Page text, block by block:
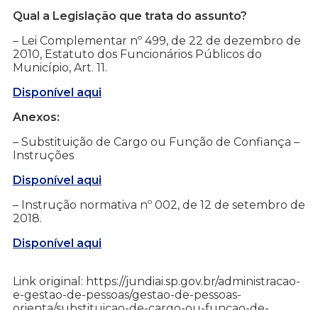
Qual a Legislação que trata do assunto?
– Lei Complementar nº 499, de 22 de dezembro de
2010, Estatuto dos Funcionários Públicos do
Município, Art. 11.
Disponível aqui
Anexos:
– Substituição de Cargo ou Função de Confiança –
Instruções
Disponível aqui
– Instrução normativa nº 002, de 12 de setembro de
2018.
Disponível aqui
Link original: https://jundiai.sp.gov.br/administracao-
e-gestao-de-pessoas/gestao-de-pessoas-